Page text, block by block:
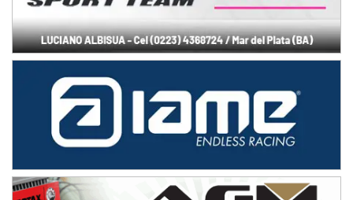
NORESTE SANTAFESINO - F6
Ciudad de Avellaneda (Asfalto)
Avellaneda (Santa Fe)
SUR SANTAFESINO - F4
José Samuel Sánchez (Tierra)
Rufino (Santa Fe)
Juan Navarro (Asfalto)
El Timbó (Tucumán)